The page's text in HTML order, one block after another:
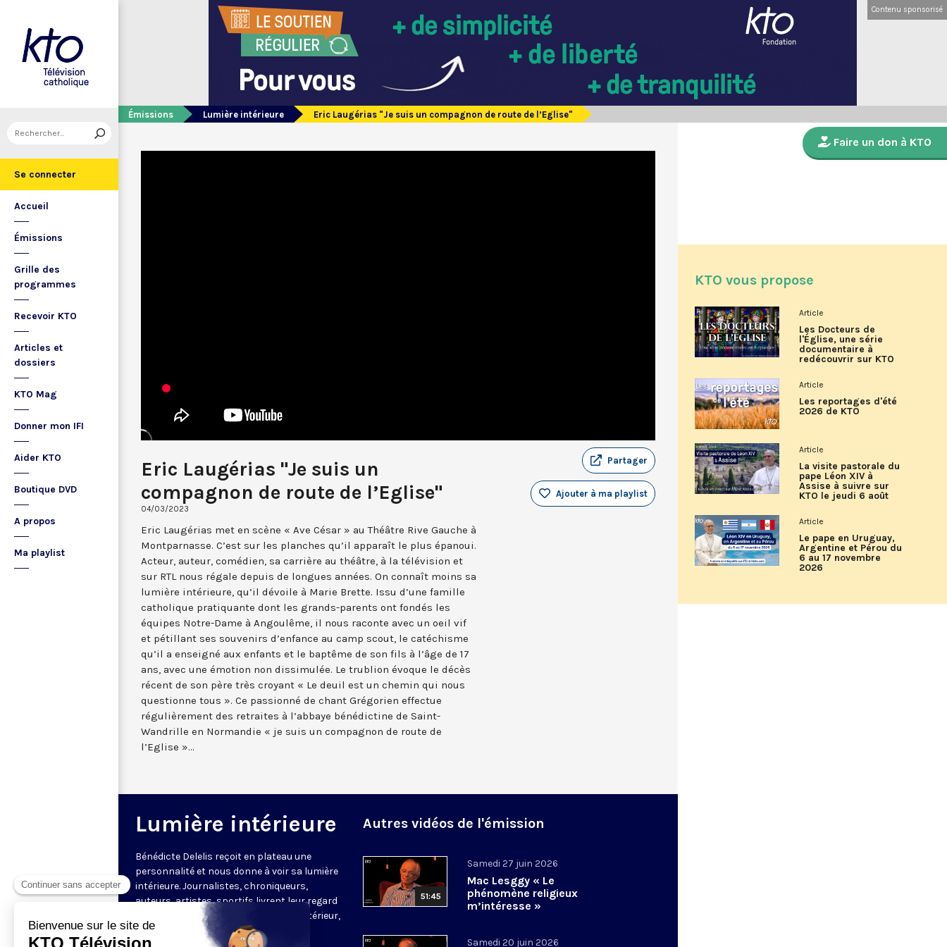
Se connecter
Accueil
Émissions
Grille des
programmes
Recevoir KTO
Articles et
dossiers
KTO Mag
Donner mon IFI
Aider KTO
Boutique DVD
A propos
Ma playlist
Contenu sponsorisé
Émissions Lumière intérieure Eric Laugérias "Je suis un compagnon de route de l’Eglise"
Eric Laugérias "Je suis un
compagnon de route de l’Eglise"
04/03/2023
Partager
Ajouter à ma playlist
Eric Laugérias met en scène « Ave César » au Théâtre Rive Gauche à
Montparnasse. C’est sur les planches qu’il apparaît le plus épanoui.
Acteur, auteur, comédien, sa carrière au théâtre, à la télévision et
sur RTL nous régale depuis de longues années. On connaît moins sa
lumière intérieure, qu’il dévoile à Marie Brette. Issu d’une famille
catholique pratiquante dont les grands-parents ont fondés les
équipes Notre-Dame à Angoulême, il nous raconte avec un oeil vif
et pétillant ses souvenirs d’enfance au camp scout, le catéchisme
qu’il a enseigné aux enfants et le baptême de son fils à l’âge de 17
ans, avec une émotion non dissimulée. Le trublion évoque le décès
récent de son père très croyant « Le deuil est un chemin qui nous
questionne tous ». Ce passionné de chant Grégorien effectue
régulièrement des retraites à l’abbaye bénédictine de Saint-
Wandrille en Normandie « je suis un compagnon de route de
l’Eglise »...
Lumière intérieure
Bénédicte Delelis reçoit en plateau une
personnalité et nous donne à voir sa lumière
intérieure. Journalistes, chroniqueurs,
auteurs, artistes, sportifs livrent leur regard
sur le monde, sur la vie, leur ressort intérieur,
leur raison de se lever le matin.
Autres vidéos de l'émission
51:45
Samedi 27 juin 2026
Mac Lesggy « Le
phénomène religieux
m’intéresse »
Samedi 20 juin 2026
Faire un don à KTO
KTO vous propose
Article
Les Docteurs de
l'Église, une série
documentaire à
redécouvrir sur KTO
Article
Les reportages d'été
2026 de KTO
Article
La visite pastorale du
pape Léon XIV à
Assise à suivre sur
KTO le jeudi 6 août
Article
Le pape en Uruguay,
Argentine et Pérou du
6 au 17 novembre
2026